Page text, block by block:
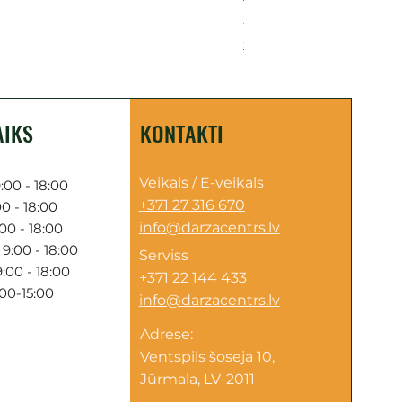
249,00 €
Sazinies par piegādi
- 18:00
- 18:00
- 18:00
- 18:00
- 18:00
15:00
KONTAKTI
Veikals / E-veikals
+371 27 316 670
info@darzacentrs.lv
Serviss
+371 22 144 433
info@darzacentrs.lv
Adrese:
Ventspils šoseja 10,
Jūrmala, LV-2011